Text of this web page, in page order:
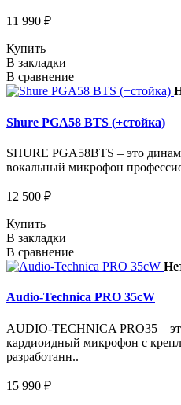
11 990 ₽
Купить
В закладки
В сравнение
Shure PGA58 BTS (+стойка)
SHURE PGA58BTS – это
вокальный микрофон
12 500 ₽
Купить
В закладки
В сравнение
Audio-Technica PRO 35cW
AUDIO-TECHNICA PRO35 –
кардиоидный микрофон с
разработанн..
15 990 ₽